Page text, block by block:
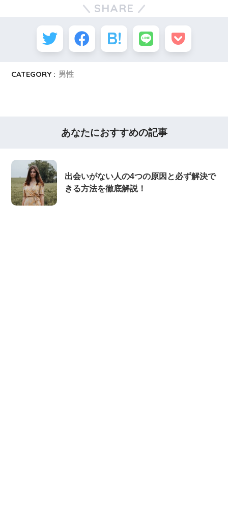
SHARE
CATEGORY : 男性
あなたにおすすめの記事
出会いがない人の4つの原因と必ず解決で
きる方法を徹底解説！